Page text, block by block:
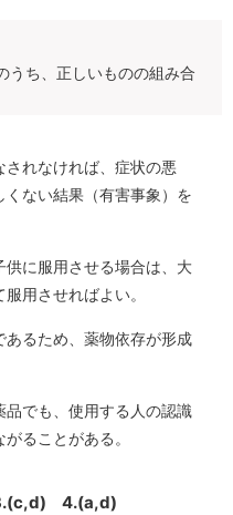
うち、正しいものの組み合
れなければ、症状の悪
ない結果（有害事象）を
に服用させる場合は、大
用させればよい。
るため、薬物依存が形成
品でも、使用する人の認識
ることがある。
4.(a,d)